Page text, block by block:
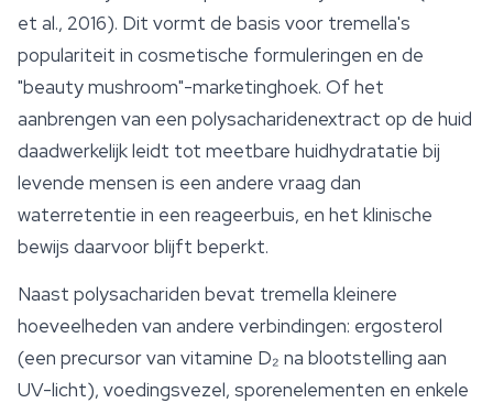
et al., 2016). Dit vormt de basis voor tremella's
populariteit in cosmetische formuleringen en de
"beauty mushroom"-marketinghoek. Of het
aanbrengen van een polysacharidenextract op de huid
daadwerkelijk leidt tot meetbare huidhydratatie bij
levende mensen is een andere vraag dan
waterretentie in een reageerbuis, en het klinische
bewijs daarvoor blijft beperkt.
Naast polysachariden bevat tremella kleinere
hoeveelheden van andere verbindingen: ergosterol
(een precursor van vitamine D₂ na blootstelling aan
UV-licht), voedingsvezel, sporenelementen en enkele